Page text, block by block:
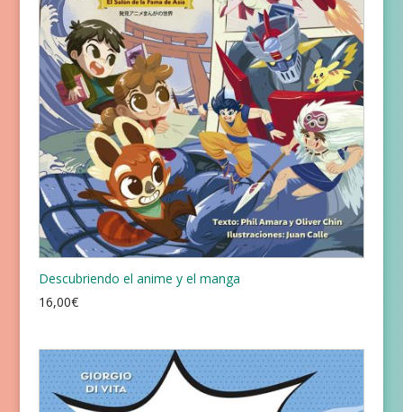
Descubriendo el anime y el manga
16,00€